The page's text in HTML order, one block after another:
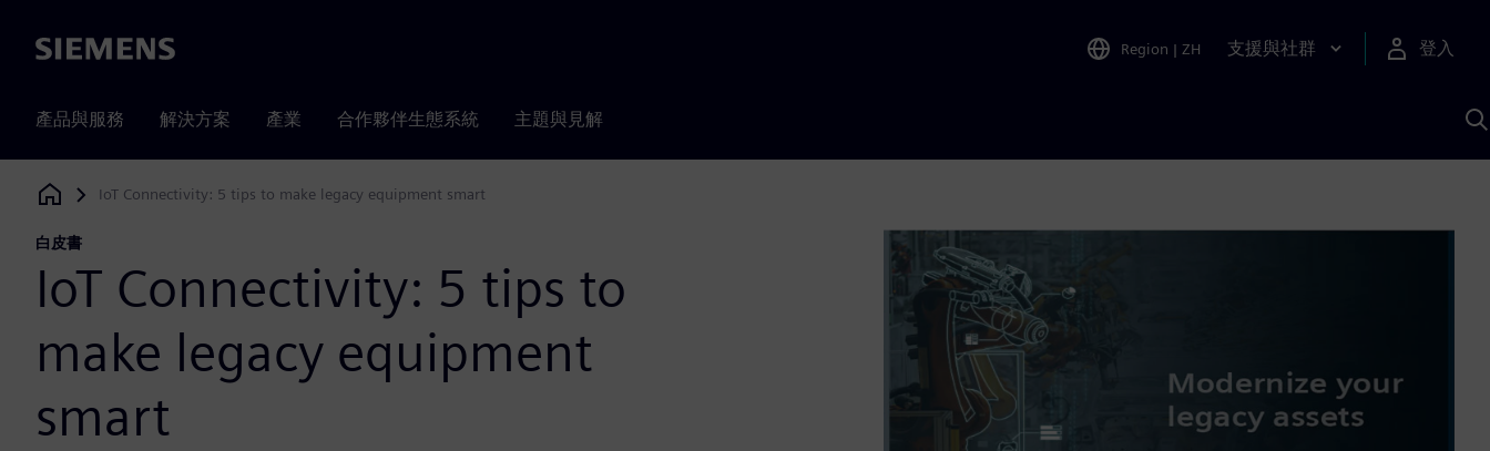
Siemens Region | ZH 支援與社群 登入
產品與服務 解決方案 產業 合作夥伴生態系統 主題與見解
Siemens Digital Industries Software
IoT Connectivity: 5 tips to make legacy equipment smart
白皮書
IoT Connectivity: 5 tips to
make legacy equipment
smart